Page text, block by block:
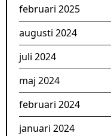
februari 2025
augusti 2024
juli 2024
maj 2024
februari 2024
januari 2024